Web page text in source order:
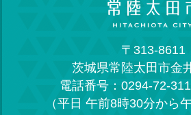
〒313-8611
茨城県常陸太田市金
電話番号：0294-72-
（平日 午前8時30分から